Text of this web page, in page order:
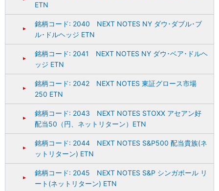
ETN
銘柄コード: 2040 NEXT NOTES NY ダウ･ダブル･ブ
ル･ドルヘッジ ETN
銘柄コード: 2041 NEXT NOTES NY ダウ･ベア･ドルヘ
ッジ ETN
銘柄コード: 2042 NEXT NOTES 東証グロース市場
250 ETN
銘柄コード: 2043 NEXT NOTES STOXX アセアン好
配当50（円、ネットリターン）ETN
銘柄コード: 2044 NEXT NOTES S&P500 配当貴族(ネ
ットリターン) ETN
銘柄コード: 2045 NEXT NOTES S&P シンガポール リ
ート(ネットリターン) ETN